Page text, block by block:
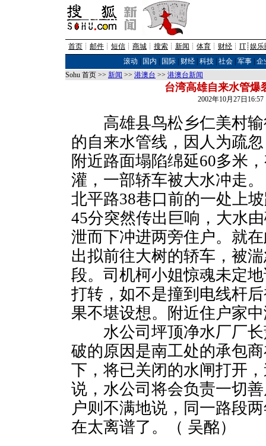
首页 ┊ 邮件 ┊ 短信 ┊ 商城 ┊ 搜索 ┊ 新闻 ┊ 体育 ┊ 财经 ┊ IT┊ 娱乐
滚动
国内 国际| 财经| 科技| 社会| 军事| 企
Sohu 首页 >> 新闻 >> 港澳台 >> 港澳台新闻
台湾高雄自来水管爆
2002年10月27日
高雄县鸟松乡仁美村输
的自来水管线，因人为疏
附近路面塌陷绵延60多米
灌，一部轿车被大水冲走
北平路38巷口前的一处上
45分突然传出巨响，大水
泄而下冲进两旁住户。就
出拟前往大树的轿车，被
段。司机柯小姐惊魂未定
打转，如不是撞到电线杆
果不堪设想。附近住户家
水公司坪顶净水厂厂长
破的原因是南工处的承包
下，将已关闭的水闸打开
说，水公司将会负责一切
户则不满地说，同一路段
在太离谱了。（ 吴酩）